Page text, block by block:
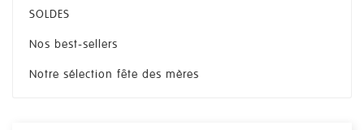
SOLDES
Nos best-sellers
Notre sélection fête des mères